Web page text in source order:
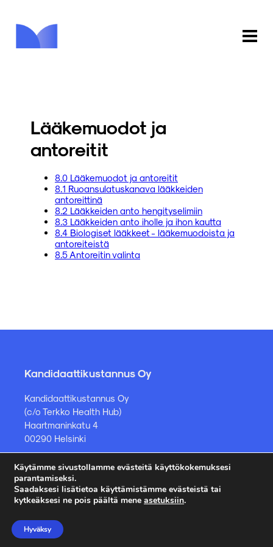
PALAUTE
KIRJAUDU
Lääkemuodot ja
antoreitit
8.0 Lääkemuodot ja antoreitit
8.1 Ruoansulatuskanava lääkkeiden
antoreittinä
8.2 Lääkkeiden anto hengityselimiin
8.3 Lääkkeiden anto iholle ja ihon kautta
8.4 Biologiset lääkkeet - lääkemuodoista ja
antoreiteistä
8.5 Antoreitin valinta
Kandidaattikustannus Oy
Kandidaattikustannus Oy
(c/o Terkko Health Hub)
Haartmaninkatu 4
00290 Helsinki
Kirjakauppa ja muut asiat
kauppa@kandidaattikustannus.fi
Käytämme sivustollamme evästeitä käyttökokemuksesi
parantamiseksi.
Saadaksesi lisätietoa käyttämistämme evästeistä tai
kytkeäksesi ne pois päältä mene asetuksiin.
Hyväksy